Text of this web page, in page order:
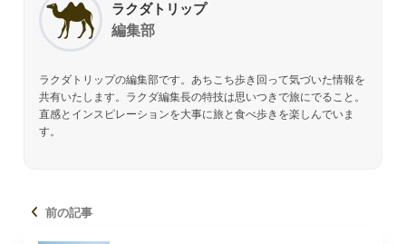
ラクダトリップ
編集部
ラクダトリップの編集部です。あちこち歩き回って気づいた情報を
共有いたします。ラクダ編集長の特技は思いつきで旅にでること。
直感とインスピレーションを大事に旅と食べ歩きを楽しんでいま
す。
前の記事